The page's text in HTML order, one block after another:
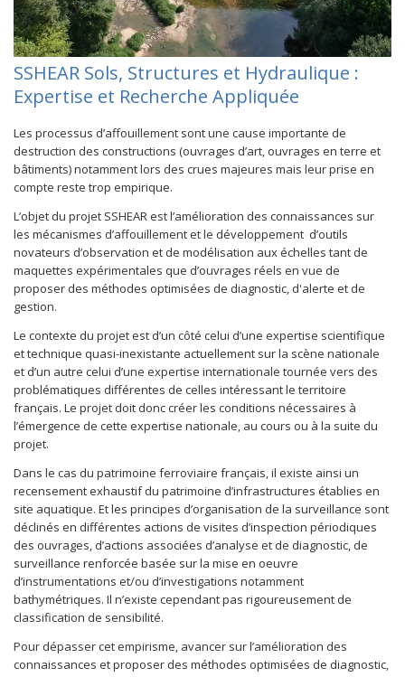
SSHEAR Sols, Structures et Hydraulique :
Expertise et Recherche Appliquée
Les processus d’affouillement sont une cause importante de
destruction des constructions (ouvrages d’art, ouvrages en terre et
bâtiments) notamment lors des crues majeures mais leur prise en
compte reste trop empirique.
L’objet du projet SSHEAR est l’amélioration des connaissances sur
les mécanismes d’affouillement et le développement d’outils
novateurs d’observation et de modélisation aux échelles tant de
maquettes expérimentales que d’ouvrages réels en vue de
proposer des méthodes optimisées de diagnostic, d'alerte et de
gestion.
Le contexte du projet est d’un côté celui d’une expertise scientifique
et technique quasi-inexistante actuellement sur la scène nationale
et d’un autre celui d’une expertise internationale tournée vers des
problématiques différentes de celles intéressant le territoire
français. Le projet doit donc créer les conditions nécessaires à
l’émergence de cette expertise nationale, au cours ou à la suite du
projet.
Dans le cas du patrimoine ferroviaire français, il existe ainsi un
recensement exhaustif du patrimoine d’infrastructures établies en
site aquatique. Et les principes d’organisation de la surveillance sont
déclinés en différentes actions de visites d’inspection périodiques
des ouvrages, d’actions associées d’analyse et de diagnostic, de
surveillance renforcée basée sur la mise en oeuvre
d’instrumentations et/ou d’investigations notamment
bathymétriques. Il n’existe cependant pas rigoureusement de
classification de sensibilité.
Pour dépasser cet empirisme, avancer sur l’amélioration des
connaissances et proposer des méthodes optimisées de diagnostic,